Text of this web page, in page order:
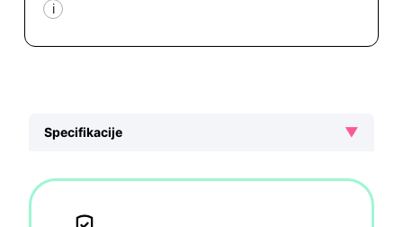
i
Specifikacije ▼